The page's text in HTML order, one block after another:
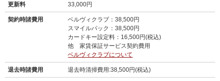
更新料 33,000円
契約時諸費用
ベルヴィクラブ：38,500円
スマイルパック：38,500円
カードキー設定料：16,500円(税込)
他 家賃保証サービス契約費用
ベルヴィクラブについて
退去時諸費用 退去時清掃費用:38,500円(税込)